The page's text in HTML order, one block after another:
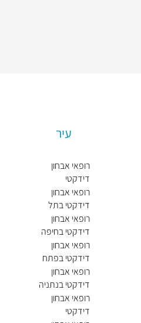
עיר
רופאי אבחון
דידקטי
בירושלים
רופאי אבחון
דידקטי בתל
אביב יפו
רופאי אבחון
דידקטי בחיפה
רופאי אבחון
דידקטי בפתח
תקווה
רופאי אבחון
דידקטי בנתניה
רופאי אבחון
דידקטי